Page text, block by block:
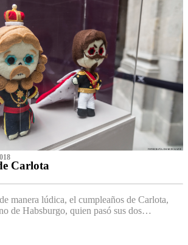
Carlota
manera lúdica, el cumpleaños de Carlota,
de Habsburgo, quien pasó sus dos…